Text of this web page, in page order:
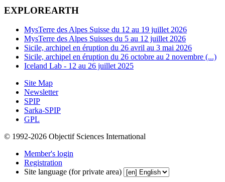
EXPLOREARTH
MysTerre des Alpes Suisse du 12 au 19 juillet 2026
MysTerre des Alpes Suisses du 5 au 12 juillet 2026
Sicile, archipel en éruption du 26 avril au 3 mai 2026
Sicile, archipel en éruption du 26 octobre au 2 novembre (...)
Iceland Lab - 12 au 26 juillet 2025
Site Map
Newsletter
SPIP
Sarka-SPIP
GPL
© 1992-2026 Objectif Sciences International
Member's login
Registration
Site language (for private area)